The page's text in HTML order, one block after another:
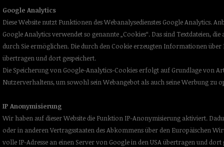
Google Analytics
Diese Website nutzt Funktionen des Webanalysedienstes Google Analytics.
Google Analytics verwendet so genannte „Cookies“. Das sind Textdateien,
durch Sie ermöglichen. Die durch den Cookie erzeugten Informationen über
übertragen und dort gespeichert.
Die Speicherung von Google-Analytics-Cookies erfolgt auf Grundlage von
Nutzerverhaltens, um sowohl sein Webangebot als auch seine Werbung zu
IP Anonymisierung
Wir haben auf dieser Website die Funktion IP-Anonymisierung aktiviert.
oder in anderen Vertragsstaaten des Abkommens über den Europäischen
volle IP-Adresse an einen Server von Google in den USA übertragen und